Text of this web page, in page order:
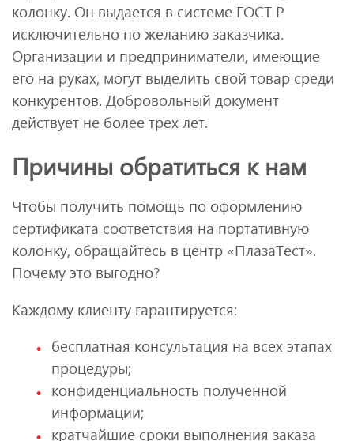
колонку. Он выдается в системе ГОСТ Р
исключительно по желанию заказчика.
Организации и предприниматели, имеющие
его на руках, могут выделить свой товар среди
конкурентов. Добровольный документ
действует не более трех лет.
Причины обратиться к нам
Чтобы получить помощь по оформлению
сертификата соответствия на портативную
колонку, обращайтесь в центр «ПлазаТест».
Почему это выгодно?
Каждому клиенту гарантируется:
бесплатная консультация на всех этапах
процедуры;
конфиденциальность полученной
информации;
кратчайшие сроки выполнения заказа